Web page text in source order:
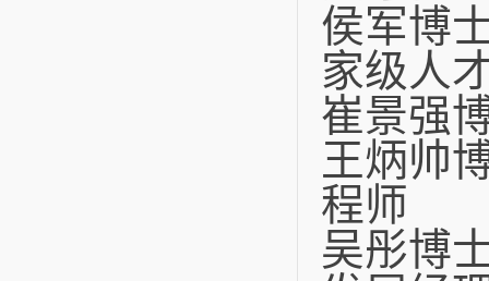
侯军博
家级人
崔景强
王炳帅
程师
吴彤博